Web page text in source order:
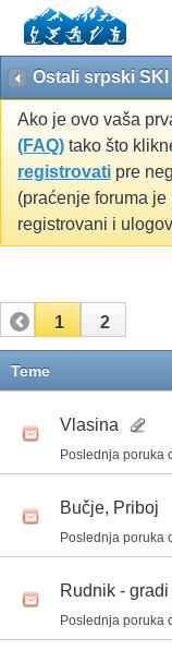
Ostali srpski
Ako je ovo vaša
(FAQ) tako što
registrovati pre
(praćenje foruma
registrovani i
1 2
Teme
Vlasina
Poslednja poruka
Bučje, Priboj
Poslednja poruka
Rudnik -
Poslednja poruka